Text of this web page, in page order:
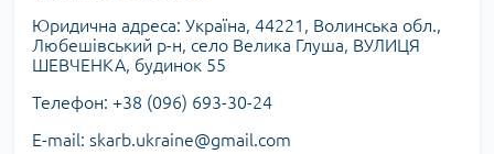
Юридична адреса: Україна, 44221, Волинська обл.,
Любешівський р-н, село Велика Глуша, ВУЛИЦЯ
ШЕВЧЕНКА, будинок 55
Телефон: +38 (096) 693-30-24
E-mail: skarb.ukraine@gmail.com